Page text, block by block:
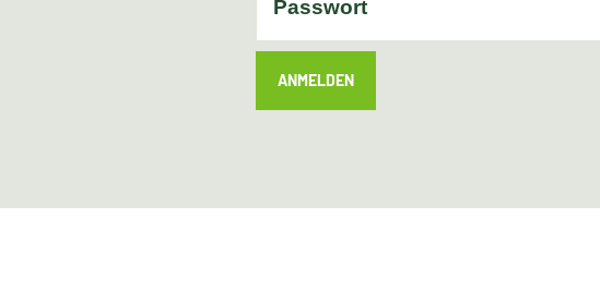
ANMELDEN